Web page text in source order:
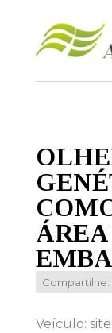
ÁREA
Compartilhe:
Veículo: